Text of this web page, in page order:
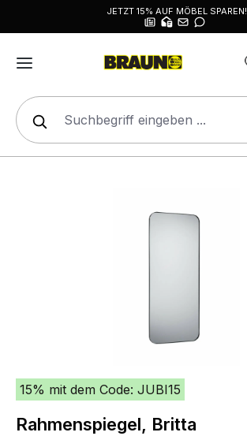
JETZT 15% AUF MÖBEL SPAREN!
15% mit dem Code: JUBI15
Rahmenspiegel, Britta